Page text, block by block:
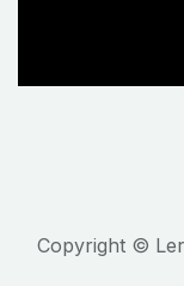
Copyright ©